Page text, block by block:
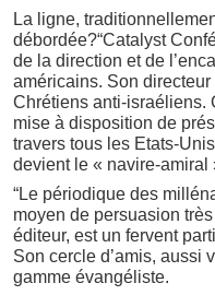
La ligne,
débordée?“Catalyst
de la direction et de
américains. Son
Chrétiens anti-israéliens.
mise à disposition de
travers tous les Etats-
devient le « navire-amiral
“Le périodique des
moyen de persuasion
éditeur, est un fervent
Son cercle d’amis, aussi
gamme évangéliste.